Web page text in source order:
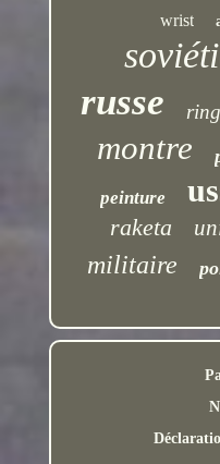
wrist
russe ring
montre
peinture
raketa
militaire